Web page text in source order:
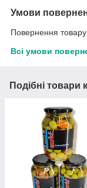
Умови
Повернення
Всі умови
Подібні товари